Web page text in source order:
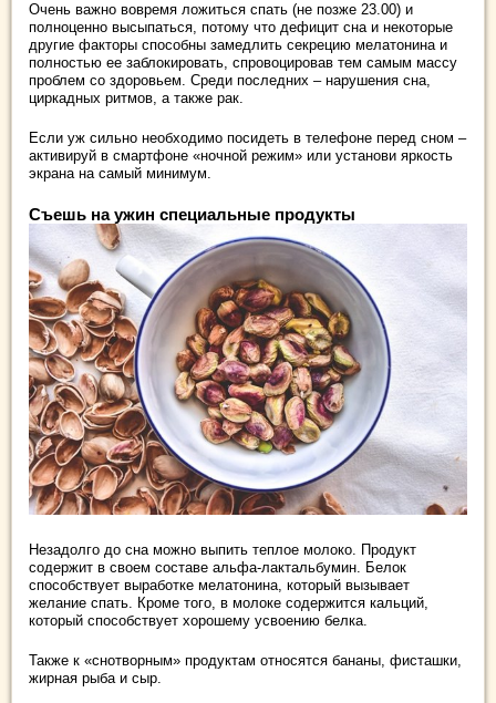
Очень важно вовремя ложиться спать (не позже 23.00) и
полноценно высыпаться, потому что дефицит сна и некоторые
другие факторы способны замедлить секрецию мелатонина и
полностью ее заблокировать, спровоцировав тем самым массу
проблем со здоровьем. Среди последних – нарушения сна,
циркадных ритмов, а также рак.
Если уж сильно необходимо посидеть в телефоне перед сном –
активируй в смартфоне «ночной режим» или установи яркость
экрана на самый минимум.
Съешь на ужин специальные продукты
Незадолго до сна можно выпить теплое молоко. Продукт
содержит в своем составе альфа-лактальбумин. Белок
способствует выработке мелатонина, который вызывает
желание спать. Кроме того, в молоке содержится кальций,
который способствует хорошему усвоению белка.
Также к «снотворным» продуктам относятся бананы, фисташки,
жирная рыба и сыр.